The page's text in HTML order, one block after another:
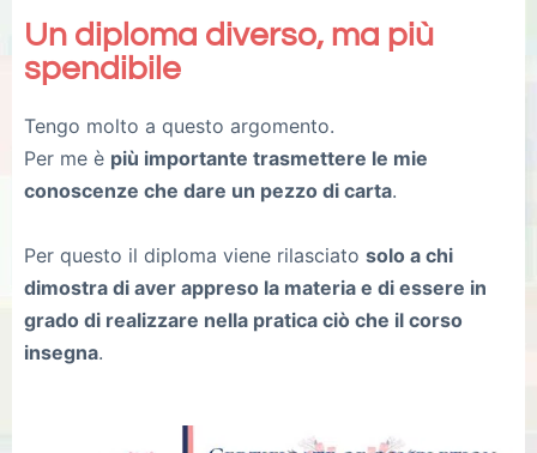
Un diploma diverso, ma più
spendibile
Tengo molto a questo argomento.
Per me è più importante trasmettere le mie
conoscenze che dare un pezzo di carta.
Per questo il diploma viene rilasciato solo a chi
dimostra di aver appreso la materia e di essere in
grado di realizzare nella pratica ciò che il corso
insegna.